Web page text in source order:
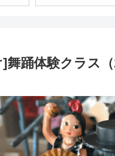
踊体験クラス（